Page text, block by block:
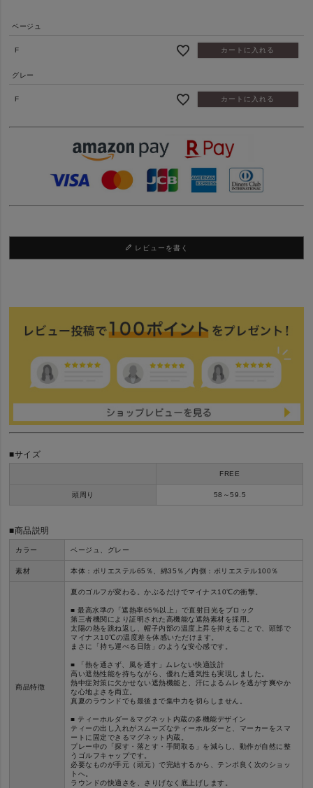
ベージュ
F カートに入れる
グレー
F カートに入れる
レビューを書く
■サイズ
FREE
頭周り 58～59.5
■商品説明
カラー ベージュ、グレー
素材 本体：ポリエステル65％、綿35％／内側：ポリエステル100％
商品特徴
夏のゴルフが変わる。かぶるだけでマイナス10℃の衝撃。
■ 最高水準の「遮熱率65%以上」で直射日光をブロック
第三者機関により証明された高機能な遮熱素材を採用。
太陽の熱を跳ね返し、帽子内部の温度上昇を抑えることで、頭部で
マイナス10℃の温度差を体感いただけます。
まさに「持ち運べる日陰」のような安心感です。
■ 「熱を通さず、風を通す」ムレない快適設計
高い遮熱性能を持ちながら、優れた通気性も実現しました。
熱中症対策に欠かせない遮熱機能と、汗によるムレを逃がす爽やか
な心地よさを両立。
真夏のラウンドでも最後まで集中力を切らしません。
■ ティーホルダー＆マグネット内蔵の多機能デザイン
ティーの出し入れがスムーズなティーホルダーと、マーカーをスマ
ートに固定できるマグネット内蔵。
プレー中の「探す・落とす・手間取る」を減らし、動作が自然に整
うゴルフキャップです。
必要なものが手元（頭元）で完結するから、テンポ良く次のショッ
トへ。
ラウンドの快適さを、さりげなく底上げします。